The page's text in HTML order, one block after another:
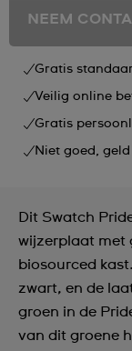
NEEM
Gratis
Veilig online
Gratis
Niet goed,
Dit Swatch
wijzerplaat met
biosourced
zwart, en de
groen in de
van dit groene